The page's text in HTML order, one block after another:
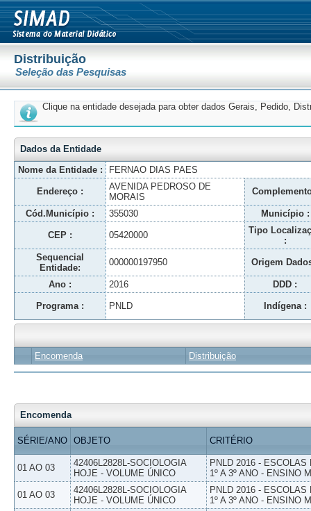
Distribuição
Seleção das Pesquisas
Clique na entidade desejada para obter dados Gerais, Pedido,
Dados da Entidade
Nome da Entidade :
FERNAO DIAS PAES
Endereço :
AVENIDA PEDROSO DE
MORAIS
Cód.Município : 355030 Município :
CEP : 05420000
Tipo
:
Sequencial
Entidade:
000000197950 Origem
Ano : 2016 DDD :
Programa : PNLD Indígena :
Encomenda Distribuição
Encomenda
SÉRIE/ANO OBJETO CRITÉRIO
01 AO 03
42406L2828L-SOCIOLOGIA
HOJE - VOLUME ÚNICO
PNLD 2016 -
1º A 3º ANO - ENSINO
01 AO 03
42406L2828L-SOCIOLOGIA
HOJE - VOLUME ÚNICO
PNLD 2016 -
1º A 3º ANO - ENSINO